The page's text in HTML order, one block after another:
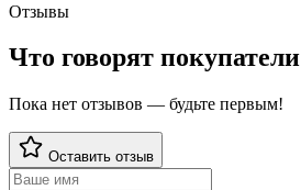
Отзывы
Что говорят покупатели
Пока нет отзывов — будьте первым!
Оставить отзыв